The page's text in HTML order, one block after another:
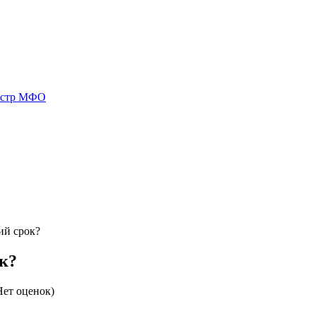
МФО
срок?
оценок)